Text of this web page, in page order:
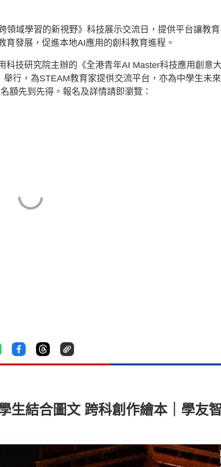
領域學習的新視野》科技展示交流日，提供平台讓教
發展，促進本地AI應用的創科教育進程。
科技研究院主辦的《全港青年AI Master科技應用創意大
行，為STEAM教育家提供交流平台，亦為中學生未
額先到先得。報名及詳情請即瀏覽：
生結合圖文 跨科創作繪本｜學友